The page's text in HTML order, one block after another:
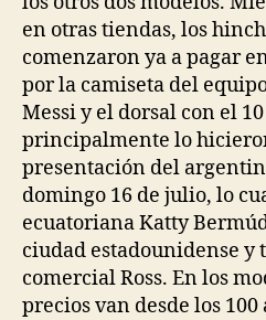
en otras tiendas, los
comenzaron ya a pagar
por la camiseta del
Messi y el dorsal con el
principalmente lo
presentación del
domingo 16 de julio, lo
ecuatoriana Katty
ciudad estadounidense y
comercial Ross. En los
precios van desde los 100